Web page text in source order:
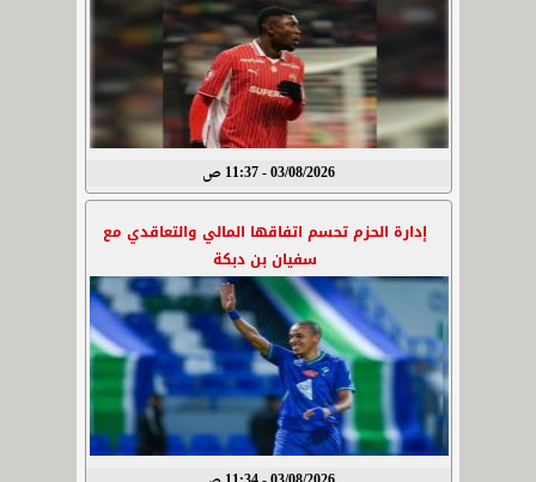
03/08/2026 - 11:37 ص
إدارة الحزم تحسم اتفاقها المالي والتعاقدي مع
سفيان بن دبكة